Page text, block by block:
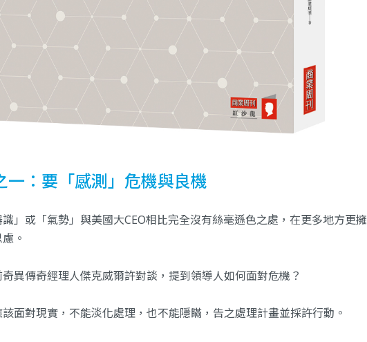
一：要「感測」危機與良機
」或「氣勢」與美國大CEO相比完全沒有絲毫遜色之處，在更多地方更擁
。
異傳奇經理人傑克威爾許對談，提到領導人如何面對危機？
面對現實，不能淡化處理，也不能隱瞞，告之處理計畫並採許行動。